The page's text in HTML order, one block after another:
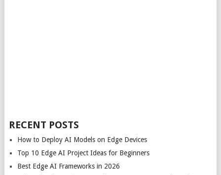
RECENT POSTS
How to Deploy AI Models on Edge Devices
Top 10 Edge AI Project Ideas for Beginners
Best Edge AI Frameworks in 2026